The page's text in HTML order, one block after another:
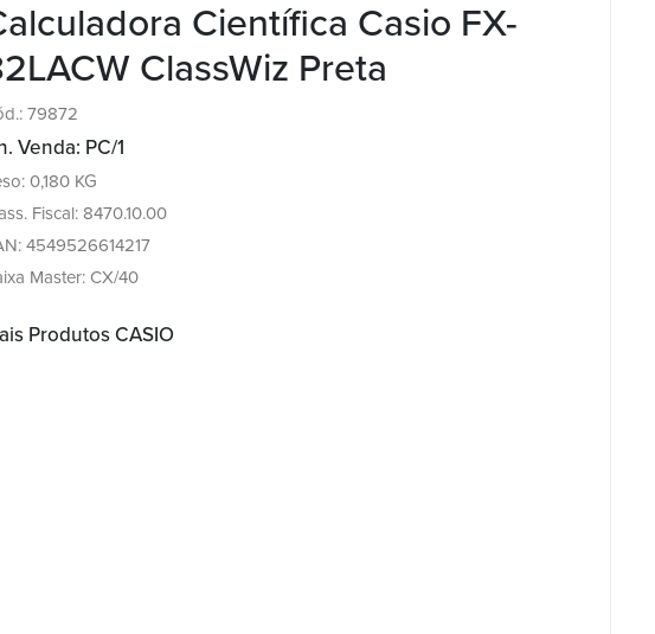
Científica Casio FX-
ClassWiz Preta
79872
Venda: PC/1
0,180 KG
Fiscal: 8470.10.00
4549526614217
Master: CX/40
Produtos CASIO